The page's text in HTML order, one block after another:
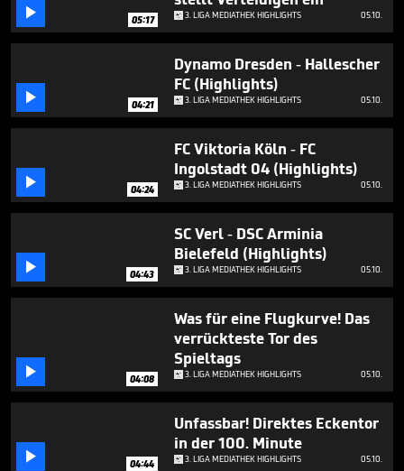
minutes,
seconds
 05:17 3. LIGA MEDIATHEK HIGHLIGHTS 05.10.
 04:21
Dynamo Dresden - Hallescher
FC (Highlights)
3. LIGA MEDIATHEK HIGHLIGHTS 05.10.
 04:24
FC Viktoria Köln - FC
Ingolstadt 04 (Highlights)
3. LIGA MEDIATHEK HIGHLIGHTS 05.10.
 04:43
SC Verl - DSC Arminia
Bielefeld (Highlights)
3. LIGA MEDIATHEK HIGHLIGHTS 05.10.
 04:08
Was für eine Flugkurve! Das
verrückteste Tor des
Spieltags
3. LIGA MEDIATHEK HIGHLIGHTS 05.10.
 04:44
Unfassbar! Direktes Eckentor
in der 100. Minute
3. LIGA MEDIATHEK HIGHLIGHTS 05.10.